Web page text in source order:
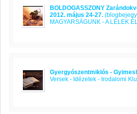
BOLDOGASSZONY
2012. május 24-27.
MAGYARSÁGUNK - A LÉLEK
Gyergyószentmiklós -
Versek - Idézetek - Irodalomi